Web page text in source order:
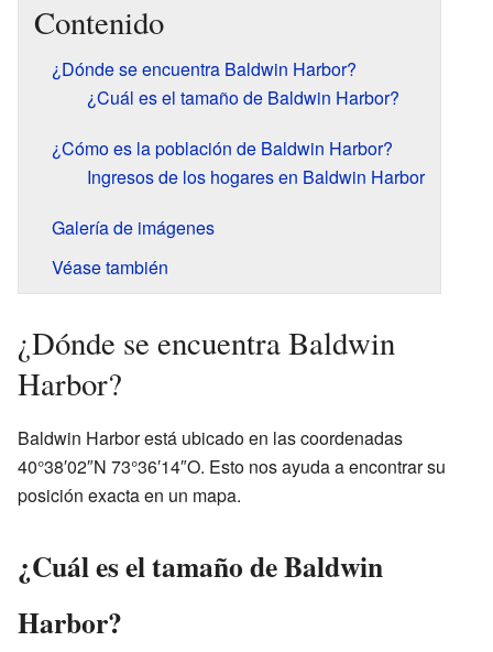
Contenido
¿Dónde se encuentra Baldwin Harbor?
¿Cuál es el tamaño de Baldwin Harbor?
¿Cómo es la población de Baldwin Harbor?
Ingresos de los hogares en Baldwin Harbor
Galería de imágenes
Véase también
¿Dónde se encuentra Baldwin
Harbor?
Baldwin Harbor está ubicado en las coordenadas
40°38′02″N 73°36′14″O. Esto nos ayuda a encontrar su
posición exacta en un mapa.
¿Cuál es el tamaño de Baldwin
Harbor?